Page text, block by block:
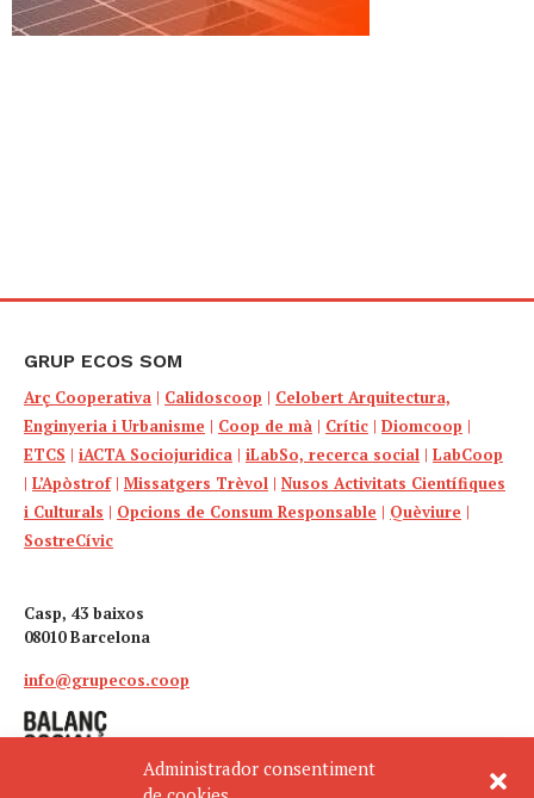
Administrador consentiment
GRUP ECOS SOM
Arç Cooperativa | Calidoscoop | Celobert Arquitectura,
Enginyeria i Urbanisme | Coop de mà | Crític | Diomcoop |
ETCS | iACTA Sociojuridica | iLabSo, recerca social | LabCoop
| L’Apòstrof| Missatgers Trèvol | Nusos Activitats Científiques
i Culturals | Opcions de Consum Responsable | Quèviure |
SostreCívic
Casp, 43 baixos
08010 Barcelona
info@grupecos.coop